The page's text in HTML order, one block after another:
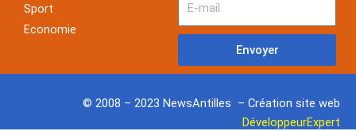
Sport
Economie
Envoyer
© 2008 – 2023 NewsAntilles – Création site web
DéveloppeurExpert